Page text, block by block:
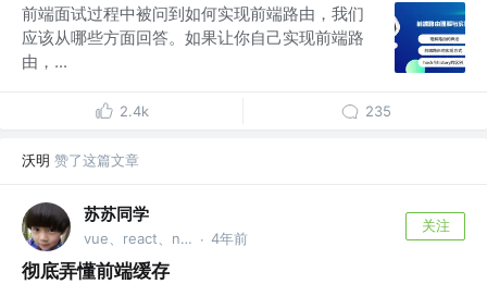
前端面试过程中被问到如何实现前端路由，我们
应该从哪些方面回答。如果让你自己实现前端路
由，...
2.4k 235
沃明 赞了这篇文章
苏苏同学
vue、react、node · 4年前
关注
彻底弄懂前端缓存